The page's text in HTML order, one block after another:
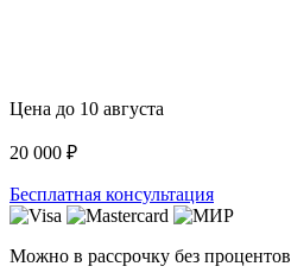
Цена до 10 августа
20 000 ₽
Бесплатная консультация
Можно в рассрочку без процентов